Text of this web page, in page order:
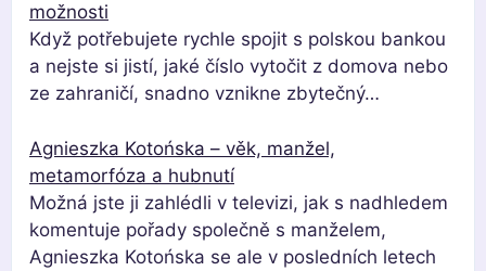
možnosti
Když potřebujete rychle spojit s polskou bankou
a nejste si jistí, jaké číslo vytočit z domova nebo
ze zahraničí, snadno vznikne zbytečný…
Agnieszka Kotońska – věk, manžel,
metamorfóza a hubnutí
Možná jste ji zahlédli v televizi, jak s nadhledem
komentuje pořady společně s manželem,
Agnieszka Kotońska se ale v posledních letech